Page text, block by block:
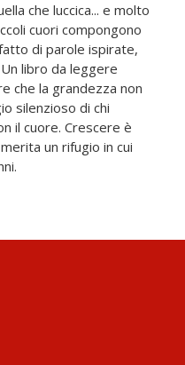
che luccica... e molto
cuori compongono
di parole ispirate,
libro da leggere
che la grandezza non
silenzioso di chi
il cuore. Crescere è
un rifugio in cui